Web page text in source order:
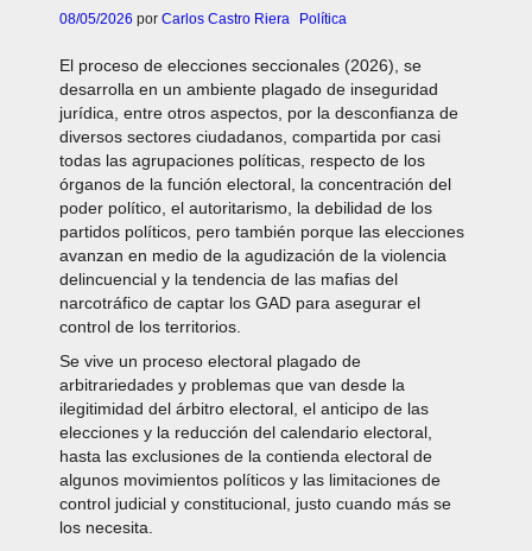
08/05/2026 por Carlos Castro Riera Política
El proceso de elecciones seccionales (2026), se
desarrolla en un ambiente plagado de inseguridad
jurídica, entre otros aspectos, por la desconfianza de
diversos sectores ciudadanos, compartida por casi
todas las agrupaciones políticas, respecto de los
órganos de la función electoral, la concentración del
poder político, el autoritarismo, la debilidad de los
partidos políticos, pero también porque las elecciones
avanzan en medio de la agudización de la violencia
delincuencial y la tendencia de las mafias del
narcotráfico de captar los GAD para asegurar el
control de los territorios.
Se vive un proceso electoral plagado de
arbitrariedades y problemas que van desde la
ilegitimidad del árbitro electoral, el anticipo de las
elecciones y la reducción del calendario electoral,
hasta las exclusiones de la contienda electoral de
algunos movimientos políticos y las limitaciones de
control judicial y constitucional, justo cuando más se
los necesita.